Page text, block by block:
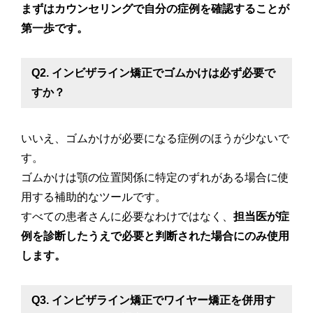
まずはカウンセリングで自分の症例を確認することが
第一歩です。
Q2. インビザライン矯正でゴムかけは必ず必要で
すか？
いいえ、ゴムかけが必要になる症例のほうが少ないで
す。
ゴムかけは顎の位置関係に特定のずれがある場合に使
用する補助的なツールです。
すべての患者さんに必要なわけではなく、担当医が症
例を診断したうえで必要と判断された場合にのみ使用
します。
Q3. インビザライン矯正でワイヤー矯正を併用す